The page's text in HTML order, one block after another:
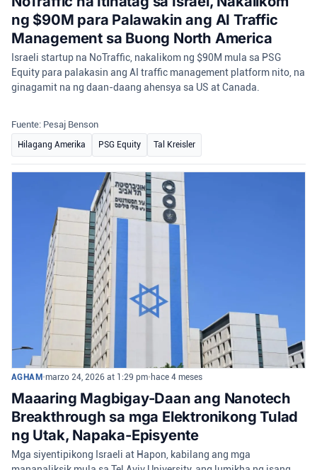
ng $90M para Palawakin ang AI Traffic
Management sa Buong North America
Israeli startup na NoTraffic, nakalikom ng $90M mula sa PSG
Equity para palakasin ang AI traffic management platform nito, na
ginagamit na ng daan-daang ahensya sa US at Canada.
Fuente: Pesaj Benson
Hilagang Amerika PSG Equity Tal Kreisler
AGHAM•marzo 24, 2026 at 1:29 pm• hace 4 meses
Maaaring Magbigay-Daan ang Nanotech
Breakthrough sa mga Elektronikong Tulad
ng Utak, Napaka-Episyente
Mga siyentipikong Israeli at Hapon, kabilang ang mga